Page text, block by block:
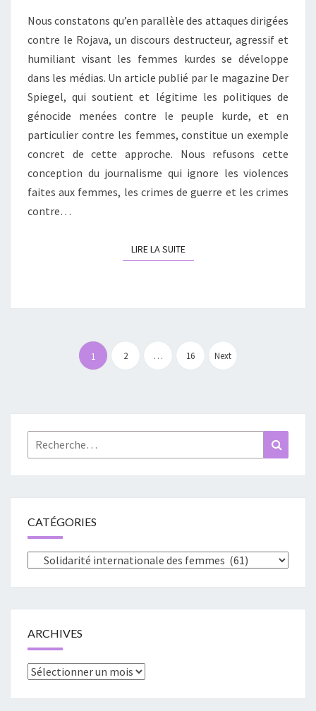
(MOUVEMENT
DES
FEMMES
KURDES-
FRANCE)
Nous constatons qu’en parallèle des attaques dirigées
contre le Rojava, un discours destructeur, agressif et
humiliant visant les femmes kurdes se développe
dans les médias. Un article publié par le magazine Der
Spiegel, qui soutient et légitime les politiques de
génocide menées contre le peuple kurde, et en
particulier contre les femmes, constitue un exemple
concret de cette approche. Nous refusons cette
conception du journalisme qui ignore les violences
faites aux femmes, les crimes de guerre et les crimes
contre…
LIRE LA SUITELIRE LA SUITE
des
1 2 … 16 Next
Rechercher :
CATÉGORIES
Catégories
ARCHIVES
Archives